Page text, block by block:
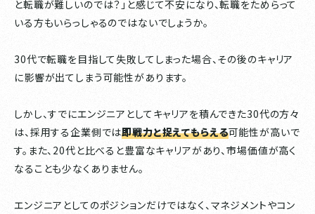
と転職が難しいのでは？」と感じて不安になり、転職をためらって
いる方もいらっしゃるのではないでしょうか。
30代で転職を目指して失敗してしまった場合、その後のキャリア
に影響が出てしまう可能性があります。
しかし、すでにエンジニアとしてキャリアを積んできた30代の方々
は、採用する企業側では即戦力と捉えてもらえる可能性が高いで
す。また、20代と比べると豊富なキャリアがあり、市場価値が高く
なることも少なくありません。
エンジニアとしてのポジションだけではなく、マネジメントやコン